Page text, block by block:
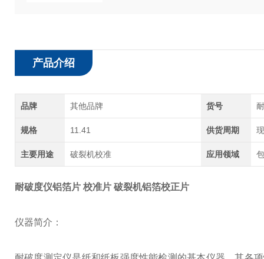
产品介绍
品牌 其他品牌 货号
规格 11.41 供货周期
主要用途 破裂机校准 应用领域
耐破度仪铝箔片 校准片 破裂机铝箔校正片
仪器简介：